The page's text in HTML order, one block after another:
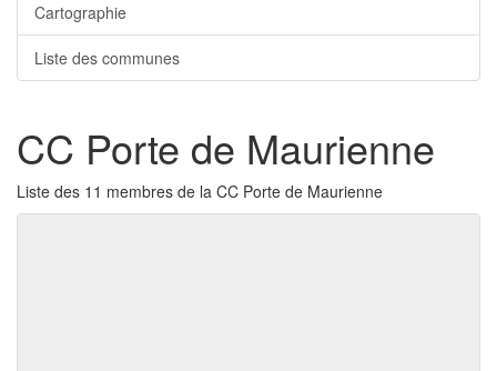
Cartographie
Liste des communes
CC Porte de Maurienne
Liste des 11 membres de la CC Porte de Maurienne